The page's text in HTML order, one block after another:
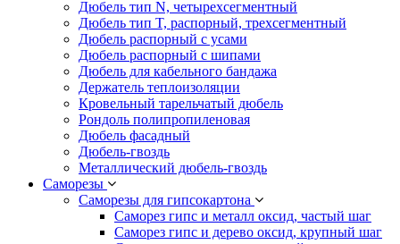
Дюбель тип N, четырехсегментный
Дюбель тип T, распорный, трехсегментный
Дюбель распорный с усами
Дюбель распорный с шипами
Дюбель для кабельного бандажа
Держатель теплоизоляции
Кровельный тарельчатый дюбель
Рондоль полипропиленовая
Дюбель фасадный
Дюбель-гвоздь
Металлический дюбель-гвоздь
Саморезы
Саморезы для гипсокартона
Саморез гипс и металл оксид, частый шаг
Саморез гипс и дерево оксид, крупный шаг